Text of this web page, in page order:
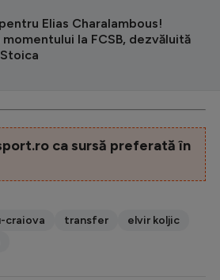
Elias Charalambous!
la FCSB, dezvăluită
ca sursă preferată în
craiova transfer
elvir koljic